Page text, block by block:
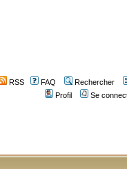
RSS FAQ
Rechercher
Profil
Se